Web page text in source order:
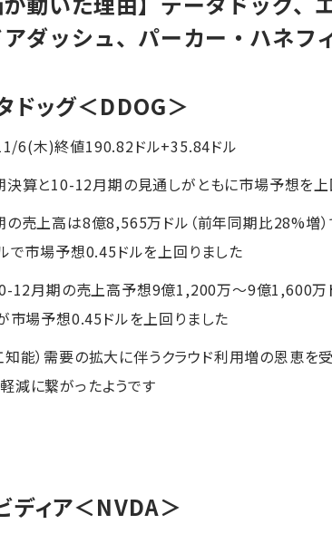
ダッシュ、パーカー・ハネフ
ドッグ＜DDOG＞
6(木)終値190.82ドル+35.84ドル
算と10-12月期の見通しがともに市場予想を上
売上高は8億8,565万ドル（前年同期比28%増
で市場予想0.45ドルを上回りました
12月期の売上高予想9億1,200万～9億1,600万
市場予想0.45ドルを上回りました
能）需要の拡大に伴うクラウド利用増の恩恵を
軽減に繋がったようです
ディア＜NVDA＞